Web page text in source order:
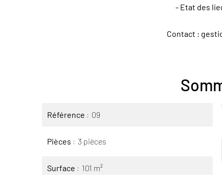
- Etat des
Contact :
Référence 09
Pièces 3 pièces
Surface 101 m²